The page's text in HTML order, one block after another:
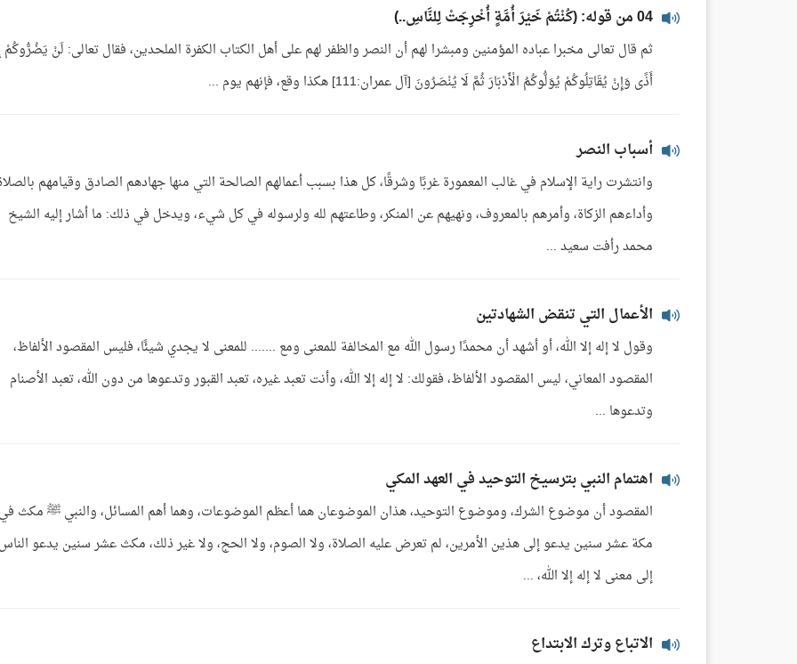
04 من قوله: (كُنْتُمْ خَيْرَ أُمَّةٍ أُخْرِجَتْ لِلنَّاسِ..)
ثم قال تعالى مخبرا عباده المؤمنين ومبشرا لهم أن النصر والظفر لهم على أهل الكتاب الكفرة الملحدين، فقال تعالى: لَنْ يَضُرُّوكُمْ
أَذًى وَإِنْ يُقَاتِلُوكُمْ يُوَلُّوكُمُ الْأَدْبَارَ ثُمَّ لَا يُنْصَرُونَ [آل عمران:111] هكذا وقع، فإنهم يوم ...
أسباب النصر
وانتشرت راية الإسلام في غالب المعمورة غربًا وشرقًا، كل هذا بسبب أعمالهم الصالحة التي منها جهادهم الصادق وقيامهم
وأداءهم الزكاة، وأمرهم بالمعروف، ونهيهم عن المنكر، وطاعتهم لله ولرسوله في كل شيء، ويدخل في ذلك: ما أشار إليه الشيخ
محمد رأفت سعيد ...
الأعمال التي تنقض الشهادتين
وقول لا إله إلا الله، أو أشهد أن محمدًا رسول الله مع المخالفة للمعنى ومع ....... للمعنى لا يجدي شيئًا، فليس المقصود الألفاظ،
المقصود المعاني، ليس المقصود الألفاظ، فقولك: لا إله إلا الله، وأنت تعبد غيره، تعبد القبور وتدعوها من دون الله، تعبد الأصنام
وتدعوها ...
اهتمام النبي بترسيخ التوحيد في العهد المكي
المقصود أن موضوع الشرك، وموضوع التوحيد، هذان الموضوعان هما أعظم الموضوعات، وهما أهم المسائل، والنبي ﷺ مكث
مكة عشر سنين يدعو إلى هذين الأمرين، لم تعرض عليه الصلاة، ولا الصوم، ولا الحج، ولا غير ذلك، مكث عشر سنين يدعو
إلى معنى لا إله إلا الله، ...
الاتباع وترك الابتداع